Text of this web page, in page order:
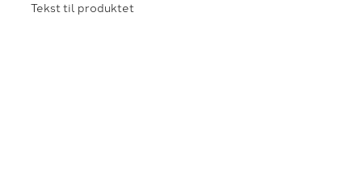
Tekst til produktet